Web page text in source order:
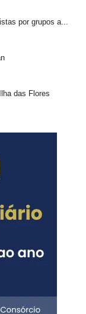
por grupos a...
das Flores